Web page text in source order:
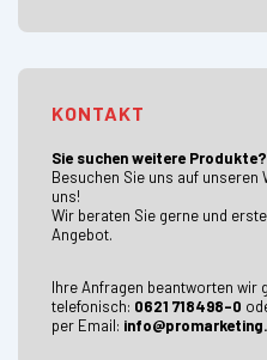
KONTAKT
Sie suchen weitere Produkte?
Besuchen Sie uns auf
uns!
Wir beraten Sie gerne und
Angebot.
Ihre Anfragen beantworten wir
telefonisch: 0621 718498-0
per Email: